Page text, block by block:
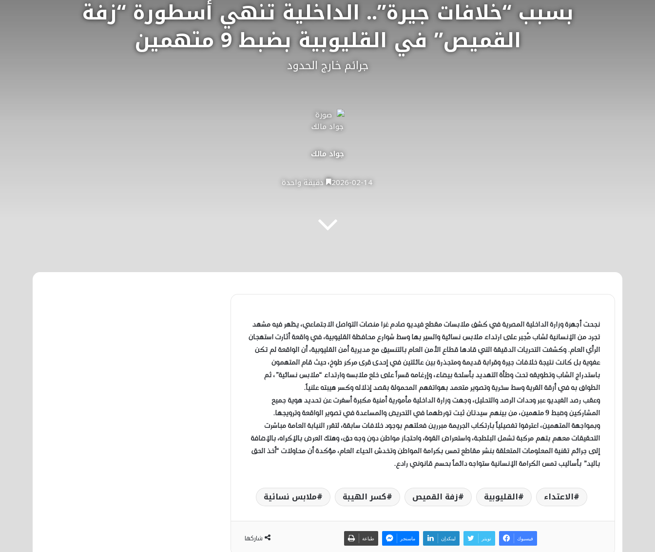
​بسبب “خلافات جيرة”.. الداخلية تنهي أسطورة “زفة
القميص” في القليوبية بضبط 9 متهمين
جرائم خارج الحدود
جواد مالك
2026-02-14 دقيقة واحدة
​نجحت أجهزة وزارة الداخلية المصرية في كشف ملابسات مقطع فيديو صادم غزا منصات التواصل الاجتماعي، يظهر فيه مشهد
تجرد من الإنسانية لشاب مُجبر على ارتداء ملابس نسائية والسير بها وسط شوارع محافظة القليوبية، في واقعة أثارت استهجان
الرأي العام. وكشفت التحريات الدقيقة التي قادها قطاع الأمن العام بالتنسيق مع مديرية أمن القليوبية، أن الواقعة لم تكن
عفوية بل كانت نتيجة خلافات جيرة وقرابة قديمة ومتجذرة بين عائلتين في إحدى قرى مركز طوخ، حيث قام المتهمون
باستدراج الشاب وتطويقه تحت وطأة التهديد بأسلحة بيضاء، وإرغامه قسراً على خلع ملابسه وارتداء “ملابس نسائية”، ثم
الطواف به في أزقة القرية وسط سخرية وتصوير متعمد بهواتفهم المحمولة بقصد إذلاله وكسر هيبته علنياً.
​وعقب رصد الفيديو عبر وحدات الرصد والتحليل، وجهت وزارة الداخلية مأمورية أمنية مكبرة أسفرت عن تحديد هوية جميع
المشاركين وضبط 9 متهمين، من بينهم سيدتان ثبت تورطهما في التحريض والمساعدة في تصوير الواقعة وترويجها.
وبمواجهة المتهمين، اعترفوا تفصيلياً بارتكاب الجريمة مبررين فعلتهم بوجود خلافات سابقة، لتقرر النيابة العامة مباشرت
التحقيقات معهم بتهم مركبة تشمل البلطجة، واستعراض القوة، واحتجاز مواطن دون وجه حق، وهتك العرض بالإكراه، بالإضافة
إلى جرائم تقنية المعلومات المتعلقة بنشر مقاطع تمس بكرامة المواطن وتخدش الحياء العام، مؤكدة أن محاولات “أخذ الحق
باليد” بأساليب تمس الكرامة الإنسانية ستواجه دائماً بحسم قانوني رادع.
الاعتداء القليوبية زفة القميص كسر الهيبة ملابس نسائية
شاركها فيسبوك تويتر لينكدإن ماسنجر طباعة